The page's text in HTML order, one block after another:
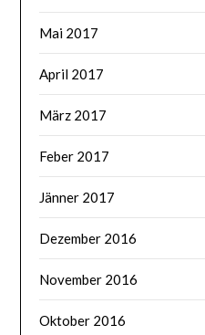
Mai 2017
April 2017
März 2017
Feber 2017
Jänner 2017
Dezember 2016
November 2016
Oktober 2016